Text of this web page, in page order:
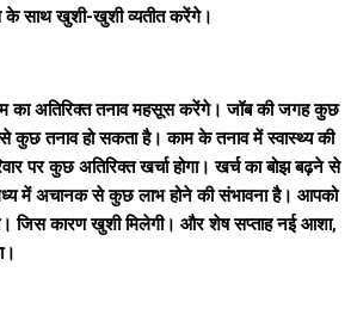
के साथ खुशी-खुशी व्यतीत करेंगे।
का अतिरिक्त तनाव महसूस करेंगे। जॉब की जगह कुछ
कुछ तनाव हो सकता है। काम के तनाव में स्वास्थ्य की
पर कुछ अतिरिक्त खर्चा होगा। खर्च का बोझ बढ़ने से
में अचानक से कुछ लाभ होने की संभावना है। आपको
जिस कारण खुशी मिलेगी। और शेष सप्ताह नई आशा,